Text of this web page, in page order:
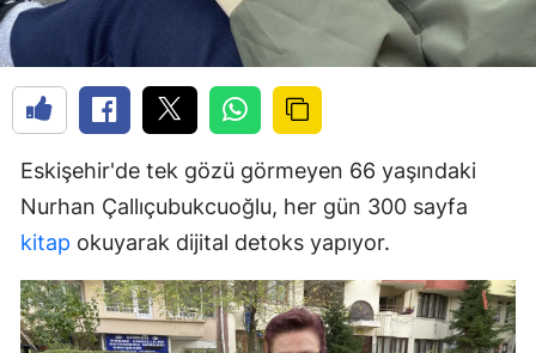
Eskişehir'de tek gözü görmeyen 66 yaşındaki
Nurhan Çallıçubukcuoğlu, her gün 300 sayfa
kitap okuyarak dijital detoks yapıyor.